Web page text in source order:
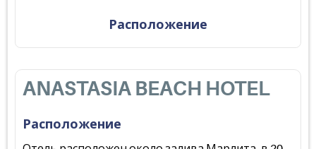
Расположение
ANASTASIA BEACH HOTEL
Расположение